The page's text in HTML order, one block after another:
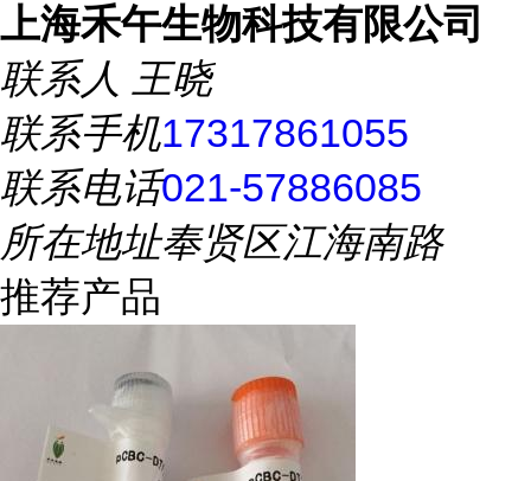
上海禾午生物科技有限公司
联系人 王晓
联系手机17317861055
联系电话021-57886085
所在地址奉贤区江海南路
推荐产品